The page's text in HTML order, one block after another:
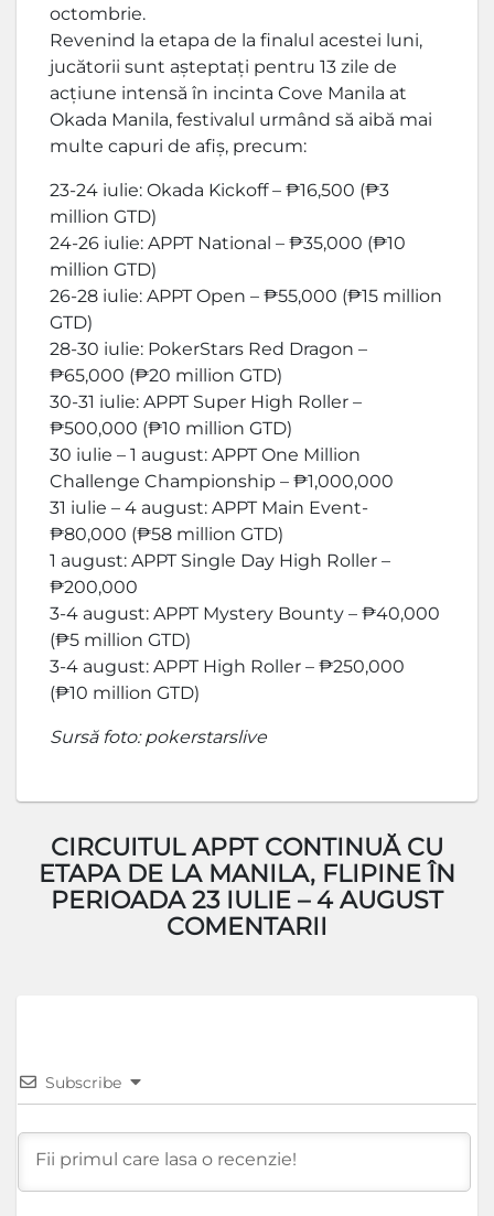
octombrie.
Revenind la etapa de la finalul acestei luni,
jucătorii sunt așteptați pentru 13 zile de
acțiune intensă în incinta Cove Manila at
Okada Manila, festivalul urmând să aibă mai
multe capuri de afiș, precum:
23-24 iulie: Okada Kickoff – ₱16,500 (₱3
million GTD)
24-26 iulie: APPT National – ₱35,000 (₱10
million GTD)
26-28 iulie: APPT Open – ₱55,000 (₱15 million
GTD)
28-30 iulie: PokerStars Red Dragon –
₱65,000 (₱20 million GTD)
30-31 iulie: APPT Super High Roller –
₱500,000 (₱10 million GTD)
30 iulie – 1 august: APPT One Million
Challenge Championship – ₱1,000,000
31 iulie – 4 august: APPT Main Event-
₱80,000 (₱58 million GTD)
1 august: APPT Single Day High Roller –
₱200,000
3-4 august: APPT Mystery Bounty – ₱40,000
(₱5 million GTD)
3-4 august: APPT High Roller – ₱250,000
(₱10 million GTD)
Sursă foto: pokerstarslive
CIRCUITUL APPT CONTINUĂ CU
ETAPA DE LA MANILA, FLIPINE ÎN
PERIOADA 23 IULIE – 4 AUGUST
COMENTARII
Subscribe